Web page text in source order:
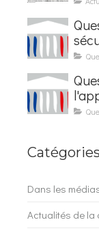
les
Dans les
Actualités de la